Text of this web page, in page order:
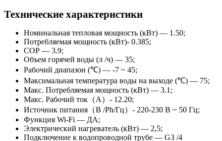
Технические характеристики
Номинальная тепловая мощность (кВт) — 1.50;
Потребляемая мощность (кВт)- 0.385;
СОР — 3.9;
Объем горячей воды (л /ч) — 35;
Рабочий диапазон (℃) — -7 ~ 45;
Максимальная температура воды на выходе (℃) — 75;
Макс. Потребляемая мощность (кВт) — 3.1;
Макс. Рабочий ток（A）- 12.20;
Источник питания（В /Ph/Гц）- 220-230 В ~ 50 Гц;
Функция Wi-Fi — ДА;
Электрический нагреватель (кВт) — 2,5;
Подключение к водопроводной трубе — G3 /4